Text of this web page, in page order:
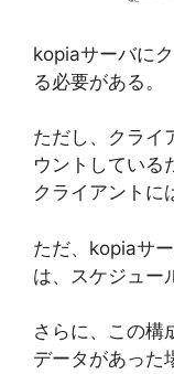
kopiaサーバに
る必要がある。
ただし、クライ
ウントしている
クライアントに
ただ、kopiaサ
は、スケジュー
さらに、この構
データがあった